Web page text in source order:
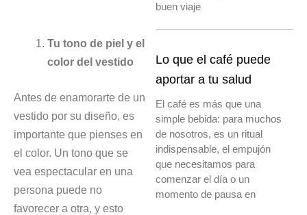
Tu tono de piel y el
color del vestido
Antes de enamorarte de un
vestido por su diseño, es
importante que pienses en
el color. Un tono que se
vea espectacular en una
persona puede no
favorecer a otra, y esto
buen viaje
Lo que el café puede
aportar a tu salud
El café es más que una
simple bebida: para muchos
de nosotros, es un ritual
indispensable, el empujón
que necesitamos para
comenzar el día o un
momento de pausa en